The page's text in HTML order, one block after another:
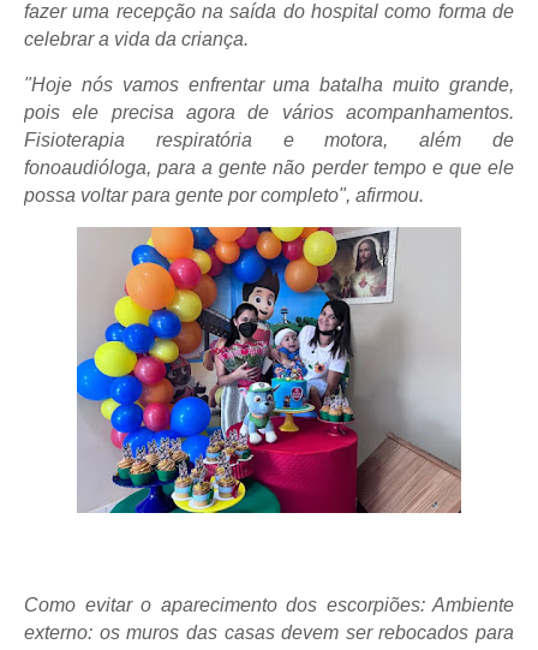
fazer uma recepção na saída do hospital como forma de
celebrar a vida da criança.
"Hoje nós vamos enfrentar uma batalha muito grande,
pois ele precisa agora de vários acompanhamentos.
Fisioterapia respiratória e motora, além de
fonoaudióloga, para a gente não perder tempo e que ele
possa voltar para gente por completo", afirmou.
Como evitar o aparecimento dos escorpiões: Ambiente
externo: os muros das casas devem ser rebocados para